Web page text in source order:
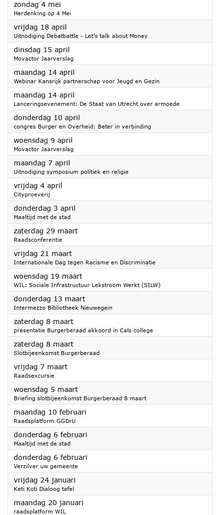
zondag 4 mei
Herdenking op 4 Mei
vrijdag 18 april
Uitnodiging Debatbattle - Let’s talk about Money
dinsdag 15 april
Movactor Jaarverslag
maandag 14 april
Webinar Kansrijk partnerschap voor Jeugd en Gezin
maandag 14 april
Lanceringsevenement: De Staat van Utrecht over armoede
donderdag 10 april
congres Burger en Overheid: Beter in verbinding
woensdag 9 april
Movactor Jaarverslag
maandag 7 april
Uitnodiging symposium politiek en religie
vrijdag 4 april
Cityproeverij
donderdag 3 april
Maaltijd met de stad
zaterdag 29 maart2025
Raadsconferentie
vrijdag 21 maart2025
Internationale Dag tegen Racisme en Discriminatie
woensdag 19 maart2025
WIL: Sociale Infrastructuur Lekstroom Werkt (SILW)
donderdag 13 maart2025
Intermezzo Bibliotheek Nieuwegein
zaterdag 8 maart2025
presentatie Burgerberaad akkoord in Cals college
zaterdag 8 maart2025
Slotbijeenkomst Burgerberaad
vrijdag 7 maart2025
Raadsexcursie
woensdag 5 maart2025
Briefing slotbijeenkomst Burgerberaad 8 maart
maandag 10 februari
Raadsplatform GGDrU
donderdag 6 februari
Maaltijd met de stad
donderdag 6 februari
Verzilver uw gemeente
vrijdag 24 januari
Keti Koti Dialoog tafel
maandag 20 januari
raadsplatform WIL